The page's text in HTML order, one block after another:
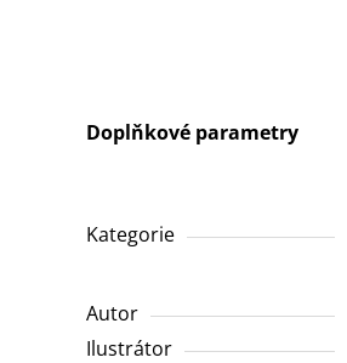
Doplňkové parametry
Kategorie
Autor
Ilustrátor